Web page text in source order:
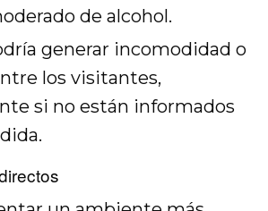
de alcohol.
generar incomodidad o
los visitantes,
si no están informados